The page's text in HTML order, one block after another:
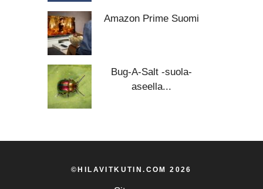
Amazon Prime Suomi
Bug-A-Salt -suola-
aseella...
©HILAVITKUTIN.COM 2026